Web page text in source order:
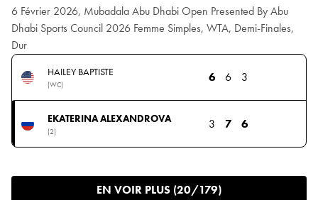
6 Février 2026, Mubadala Abu Dhabi Open Presented By Abu
Dhabi Sports Council 2026 Femme Simples, WTA, Demi-Finales,
Dur
HAILEY BAPTISTE
(WC)
6 6 3
EKATERINA ALEXANDROVA
(2)
3 7 6
EN VOIR PLUS (20/179)